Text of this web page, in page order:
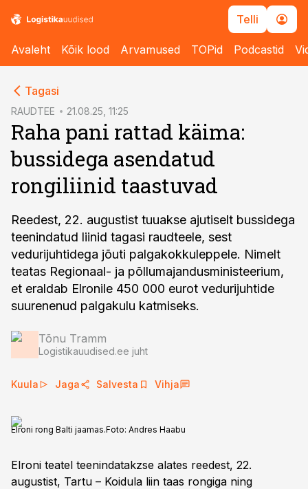
Telli
Avaleht Kõik lood Arvamused TOPid Podcastid
Tagasi
RAUDTEE 21.08.25, 11:25
Raha pani rattad käima:
bussidega asendatud
rongiliinid taastuvad
Reedest, 22. augustist tuuakse ajutiselt bussidega
teenindatud liinid tagasi raudteele, sest
vedurijuhtidega jõuti palgakokkuleppele. Nimelt
teatas Regionaal- ja põllumajandusministeerium,
et eraldab Elronile 450 000 eurot vedurijuhtide
suurenenud palgakulu katmiseks.
Tõnu Tramm
Logistikauudised.ee juht
Kuula Jaga Salvesta Vihja
Elroni rong Balti jaamas.Foto: Andres Haabu
Elroni teatel teenindatakzse alates reedest, 22.
augustist, Tartu – Koidula liin taas rongiga ning